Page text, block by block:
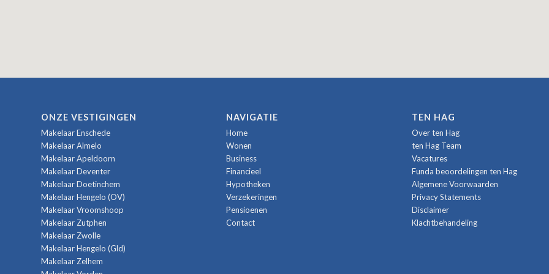
ONZE VESTIGINGEN
Makelaar Enschede
Makelaar Almelo
Makelaar Apeldoorn
Makelaar Deventer
Makelaar Doetinchem
Makelaar Hengelo (OV)
Makelaar Vroomshoop
Makelaar Zutphen
Makelaar Zwolle
Makelaar Hengelo (Gld)
Makelaar Zelhem
NAVIGATIE
Home
Wonen
Business
Financieel
Hypotheken
Verzekeringen
Pensioenen
Contact
TEN HAG
Over ten Hag
ten Hag Team
Vacatures
Funda beoordelingen ten Hag
Algemene Voorwaarden
Privacy Statements
Disclaimer
Klachtbehandeling